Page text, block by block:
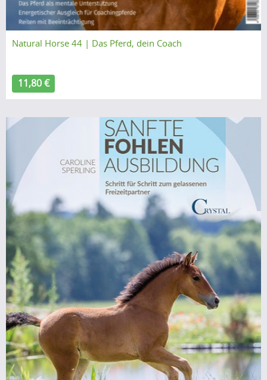
Natural Horse 44 | Das Pferd, dein Coach
11,80 €